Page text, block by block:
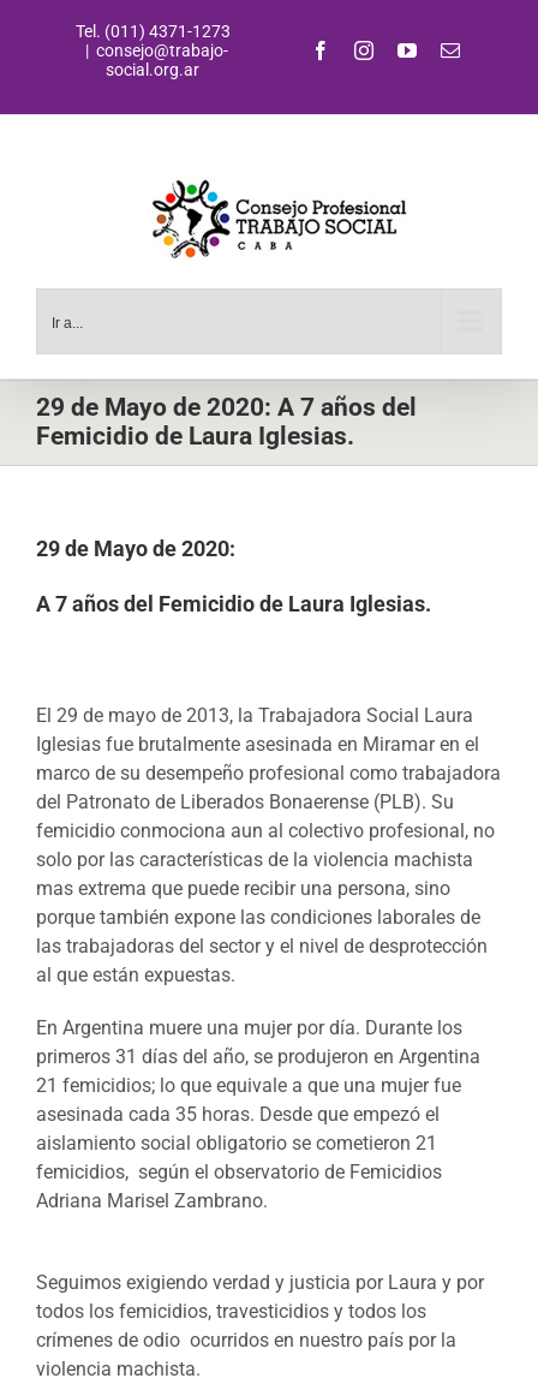
Tel. (011) 4371-1273
| consejo@trabajo-
social.org.ar
FacebookInstagramYouTubeCorreo
Ir a...
29 de Mayo de 2020: A 7 años del
Femicidio de Laura Iglesias.
29 de Mayo de 2020:
A 7 años del Femicidio de Laura Iglesias.
El 29 de mayo de 2013, la Trabajadora Social Laura
Iglesias fue brutalmente asesinada en Miramar en el
marco de su desempeño profesional como trabajadora
del Patronato de Liberados Bonaerense (PLB). Su
femicidio conmociona aun al colectivo profesional, no
solo por las características de la violencia machista
mas extrema que puede recibir una persona, sino
porque también expone las condiciones laborales de
las trabajadoras del sector y el nivel de desprotección
al que están expuestas.
En Argentina muere una mujer por día. Durante los
primeros 31 días del año, se produjeron en Argentina
21 femicidios; lo que equivale a que una mujer fue
asesinada cada 35 horas. Desde que empezó el
aislamiento social obligatorio se cometieron 21
femicidios, según el observatorio de Femicidios
Adriana Marisel Zambrano.
Seguimos exigiendo verdad y justicia por Laura y por
todos los femicidios, travesticidios y todos los
crímenes de odio ocurridos en nuestro país por la
violencia machista.